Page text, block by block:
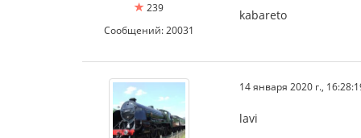
239
Сообщений: 20031
kabareto
14 января 2020 г.,
lavi